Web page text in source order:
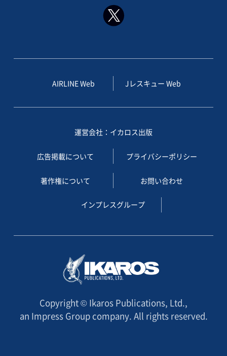
AIRLINE Web Jレスキュー Web
運営会社：イカロス出版
広告掲載について プライバシーポリシー
著作権について お問い合わせ
インプレスグループ
Copyright © Ikaros Publications, Ltd.,
an Impress Group company. All rights reserved.